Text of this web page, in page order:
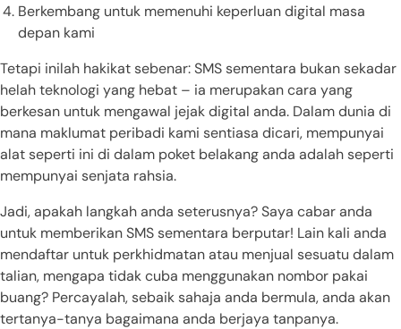
Berkembang untuk memenuhi keperluan digital masa
depan kami
Tetapi inilah hakikat sebenar: SMS sementara bukan sekadar
helah teknologi yang hebat – ia merupakan cara yang
berkesan untuk mengawal jejak digital anda. Dalam dunia di
mana maklumat peribadi kami sentiasa dicari, mempunyai
alat seperti ini di dalam poket belakang anda adalah seperti
mempunyai senjata rahsia.
Jadi, apakah langkah anda seterusnya? Saya cabar anda
untuk memberikan SMS sementara berputar! Lain kali anda
mendaftar untuk perkhidmatan atau menjual sesuatu dalam
talian, mengapa tidak cuba menggunakan nombor pakai
buang? Percayalah, sebaik sahaja anda bermula, anda akan
tertanya-tanya bagaimana anda berjaya tanpanya.